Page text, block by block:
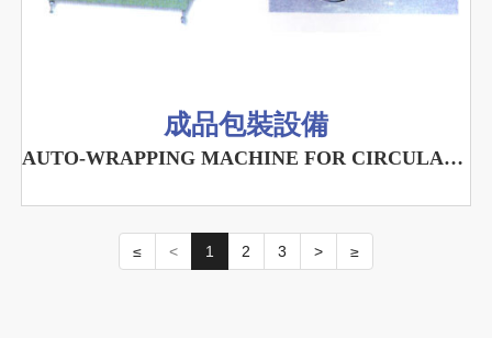
成品包裝設備
AUTO-WRAPPING MACHINE FOR CIRCULAR OBJECT
≤ < 1 2 3 > ≥